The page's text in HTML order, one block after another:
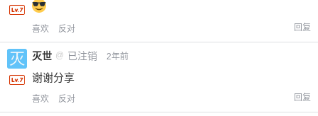
喜欢 反对 回复
灭世 @ 已注销 2年前
谢谢分享
喜欢 反对 回复